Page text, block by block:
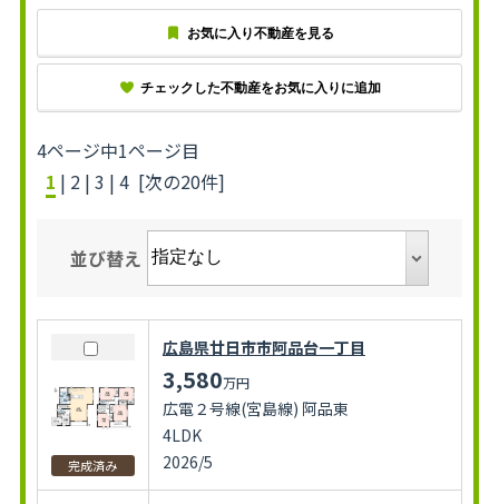
お気に入り不動産を見る
チェックした不動産をお気に入りに追加
4ページ中1ページ目
1 | 2 | 3 | 4 [次の20件]
並び替え
完成済み
広島県廿日市市阿品台一丁目
3,580万円
広電２号線(宮島線) 阿品東
4LDK
2026/5